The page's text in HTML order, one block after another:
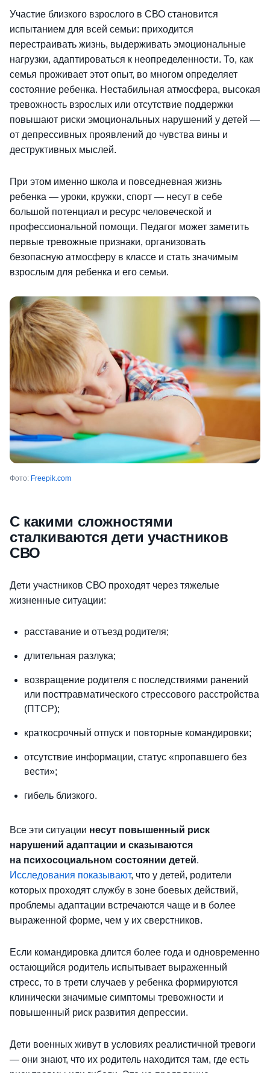
Участие близкого взрослого в СВО становится
испытанием для всей семьи: приходится
перестраивать жизнь, выдерживать эмоциональные
нагрузки, адаптироваться к неопределенности. То, как
семья проживает этот опыт, во многом определяет
состояние ребенка. Нестабильная атмосфера, высокая
тревожность взрослых или отсутствие поддержки
повышают риски эмоциональных нарушений у детей —
от депрессивных проявлений до чувства вины и
деструктивных мыслей.
При этом именно школа и повседневная жизнь
ребенка — уроки, кружки, спорт — несут в себе
большой потенциал и ресурс человеческой и
профессиональной помощи. Педагог может заметить
первые тревожные признаки, организовать
безопасную атмосферу в классе и стать значимым
взрослым для ребенка и его семьи.
Фото: Freepik.com
С какими сложностями
сталкиваются дети участников
СВО
Дети участников СВО проходят через тяжелые
жизненные ситуации:
расставание и отъезд родителя;
длительная разлука;
возвращение родителя с последствиями ранений
или посттравматического стрессового расстройства
(ПТСР);
краткосрочный отпуск и повторные командировки;
отсутствие информации, статус «пропавшего без
вести»;
гибель близкого.
Все эти ситуации несут повышенный риск
нарушений адаптации и сказываются
на психосоциальном состоянии детей.
Исследования показывают, что у детей, родители
которых проходят службу в зоне боевых действий,
проблемы адаптации встречаются чаще и в более
выраженной форме, чем у их сверстников.
Если командировка длится более года и одновременно
остающийся родитель испытывает выраженный
стресс, то в трети случаев у ребенка формируются
клинически значимые симптомы тревожности и
повышенный риск развития депрессии.
Дети военных живут в условиях реалистичной тревоги
— они знают, что их родитель находится там, где есть